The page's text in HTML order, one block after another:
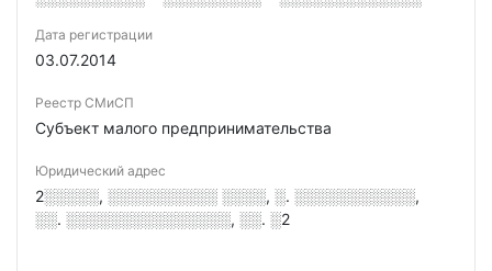
Дата регистрации
03.07.2014
Реестр СМиСП
Субъект малого предпринимательства
Юридический адрес
2░░░░░, ░░░░░░░░░░ ░░░░, ░. ░░░░░░░░░░░,
░░. ░░░░░░░░░░░░░░░, ░░. ░2